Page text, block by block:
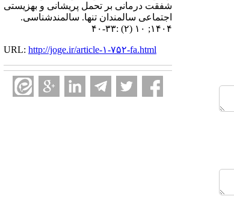
شفقت ‌درمانی بر تحمل پریشانی و بهزیستی
اجتماعی سالمندان تنها. سالمندشناسی.
۱۴۰۴; ۱۰ (۲) :۳۳-۴۰
URL: http://joge.ir/article-۱-۷۵۲-fa.html